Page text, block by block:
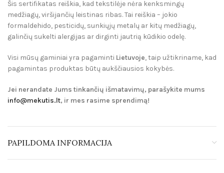
Šis sertifikatas reiškia, kad tekstilėje nėra kenksmingų
medžiagų, viršijančių leistinas ribas. Tai reiškia – jokio
formaldehido, pesticidų, sunkiųjų metalų ar kitų medžiagų,
galinčių sukelti alergijas ar dirginti jautrią kūdikio odelę.
Visi mūsų gaminiai yra pagaminti Lietuvoje, taip užtikriname, kad
pagamintas produktas būtų aukščiausios kokybės.
Jei nerandate Jums tinkančių išmatavimų, parašykite mums
info@mekutis.lt, ir mes rasime sprendimą!
PAPILDOMA INFORMACIJA